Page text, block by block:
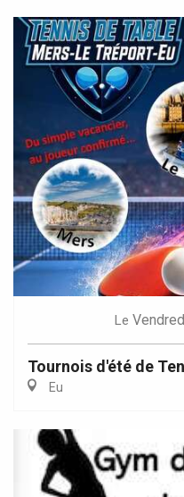
Le
Tournois d'été de
Eu